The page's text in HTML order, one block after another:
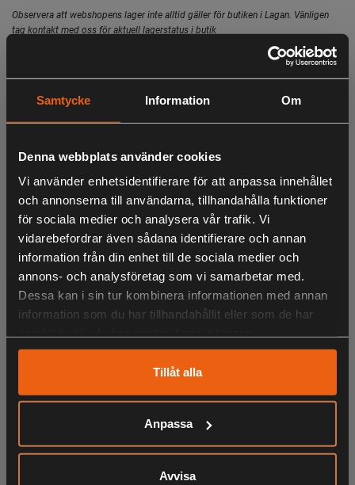
Samtycke Information Om
Denna webbplats använder cookies
Vi använder enhetsidentifierare för att anpassa innehållet
och annonserna till användarna, tillhandahålla funktioner
för sociala medier och analysera vår trafik. Vi
vidarebefordrar även sådana identifierare och annan
information från din enhet till de sociala medier och
annons- och analysföretag som vi samarbetar med.
Dessa kan i sin tur kombinera informationen med annan
information som du har tillhandahållit eller som de har
Tillåt alla
Anpassa
Avvisa
Observera att webshopens lager inte alltid gäller för butiken i Lagan. Vänligen
tag kontakt med oss för aktuell lagerstatus i butik
Okuma Ceymar är en omåttligt populär rullserie med riktigt
fina egenskaper till ett överkomligt pris. Det gemensamma
tål tuffa tag.
Antal kullager: 7+1
Linintag: 68 cm
Linkapacitet: 130m/0,35mm
Maxbroms: 8 kg
Utväxling: 5.0:1
Vikt: 288 g
LIKNANDE PRODUKTER
KÖPS OFTA TILLSAMMANS